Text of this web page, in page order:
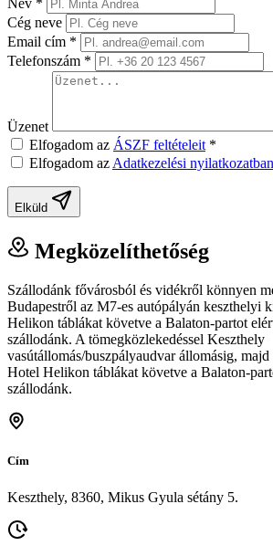
Név *
Cég neve
Email cím *
Telefonszám *
Üzenet
Elfogadom az ÁSZF feltételeit *
Elfogadom az Adatkezelési nyilatkozatban
Elküld
Megközelíthetőség
Szállodánk fővárosból és vidékről könnyen
Budapestről az M7-es autópályán keszthelyi
Helikon táblákat követve a Balaton-partot
szállodánk. A tömegközlekedéssel Keszthely
vasútállomás/buszpályaudvar állomásig, majd
Hotel Helikon táblákat követve a Balaton-
szállodánk.
Cím
Keszthely, 8360, Mikus Gyula sétány 5.